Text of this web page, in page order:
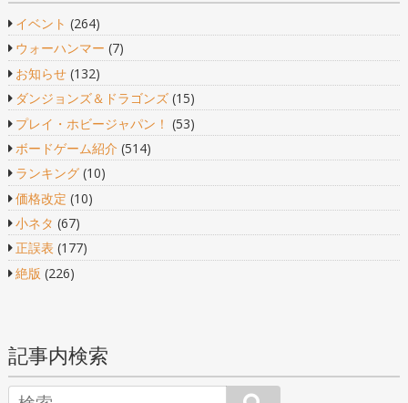
イベント (264)
ウォーハンマー (7)
お知らせ(132)
ダンジョンズ＆ドラゴンズ(15)
プレイ・ホビージャパン！ (53)
ボードゲーム紹介 (514)
ランキング(10)
価格改定 (10)
小ネタ (67)
正誤表 (177)
絶版 (226)
記事内検索